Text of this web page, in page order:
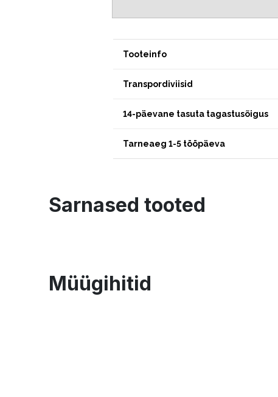
Tooteinfo
Transpordiviisid
14-päevane tasuta tagastusõigus
Tarneaeg 1-5 tööpäeva
Sarnased tooted
Müügihitid